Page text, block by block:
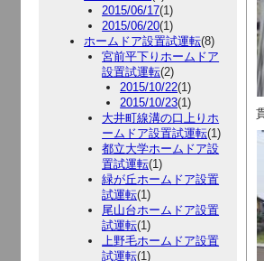
2015/06/17(1)
2015/06/20(1)
ホームドア設置試運転(8)
宮前平下りホームドア
設置試運転(2)
2015/10/22(1)
2015/10/23(1)
大井町線溝の口上りホ
ームドア設置試運転(1)
都立大学ホームドア設
置試運転(1)
緑が丘ホームドア設置
試運転(1)
尾山台ホームドア設置
試運転(1)
上野毛ホームドア設置
試運転(1)